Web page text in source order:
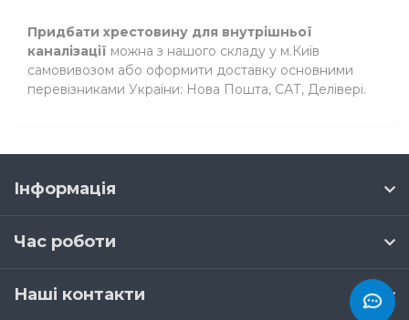
Придбати хрестовину для внутрішньої
каналізації можна з нашого складу у м.Київ
самовивозом або оформити доставку основними
перевізниками України: Нова Пошта, САТ, Делівері.
Інформація
Час роботи
Наші контакти